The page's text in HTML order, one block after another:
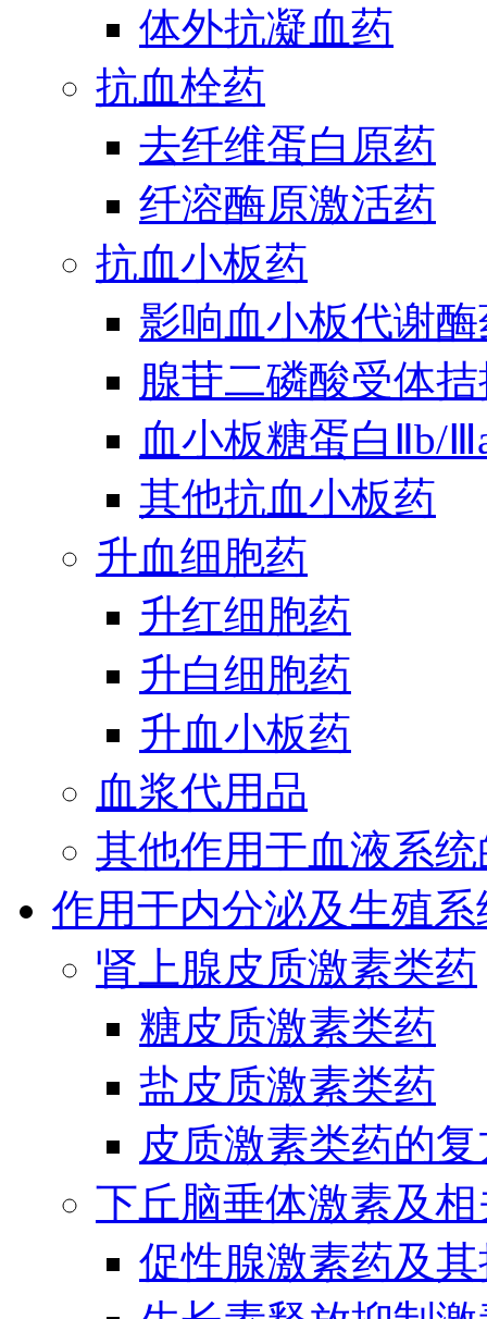
体外抗凝血药
抗血栓药
去纤维蛋白原药
纤溶酶原激活药
抗血小板药
影响血小板代谢
腺苷二磷酸受体
血小板糖蛋白Ⅱb/
其他抗血小板药
升血细胞药
升红细胞药
升白细胞药
升血小板药
血浆代用品
其他作用于血液系
作用于内分泌及生殖
肾上腺皮质激素类药
糖皮质激素类药
盐皮质激素类药
皮质激素类药的
下丘脑垂体激素及
促性腺激素药及